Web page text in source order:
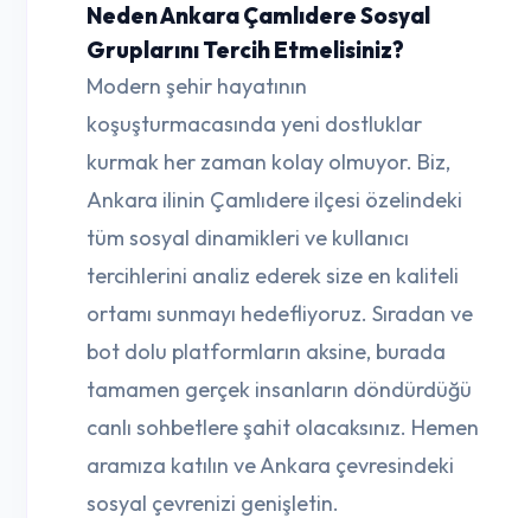
Neden Ankara Çamlıdere Sosyal
Gruplarını Tercih Etmelisiniz?
Modern şehir hayatının
koşuşturmacasında yeni dostluklar
kurmak her zaman kolay olmuyor. Biz,
Ankara ilinin Çamlıdere ilçesi özelindeki
tüm sosyal dinamikleri ve kullanıcı
tercihlerini analiz ederek size en kaliteli
ortamı sunmayı hedefliyoruz. Sıradan ve
bot dolu platformların aksine, burada
tamamen gerçek insanların döndürdüğü
canlı sohbetlere şahit olacaksınız. Hemen
aramıza katılın ve Ankara çevresindeki
sosyal çevrenizi genişletin.